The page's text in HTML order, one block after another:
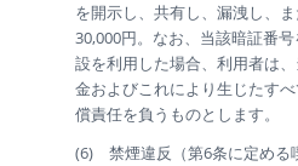
を開示し、共有し、漏洩し、
30,000円。なお、当該暗証番
設を利用した場合、利用者は
金およびこれにより生じたす
償責任を負うものとします。
(6) 禁煙違反（第6条に定める